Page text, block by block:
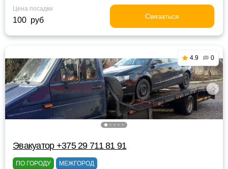
Цена посадки
100 руб Связаться
4.9 0
Эвакуатор +375 29 711 81 91
ПО ГОРОДУ МЕЖГОРОД